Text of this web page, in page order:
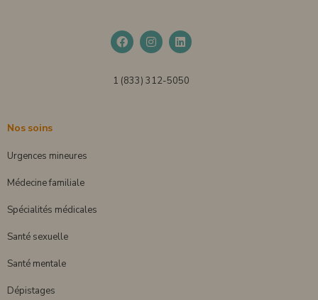
1 (833) 312-5050
Nos soins
Urgences mineures
Médecine familiale
Spécialités médicales
Santé sexuelle
Santé mentale
Dépistages